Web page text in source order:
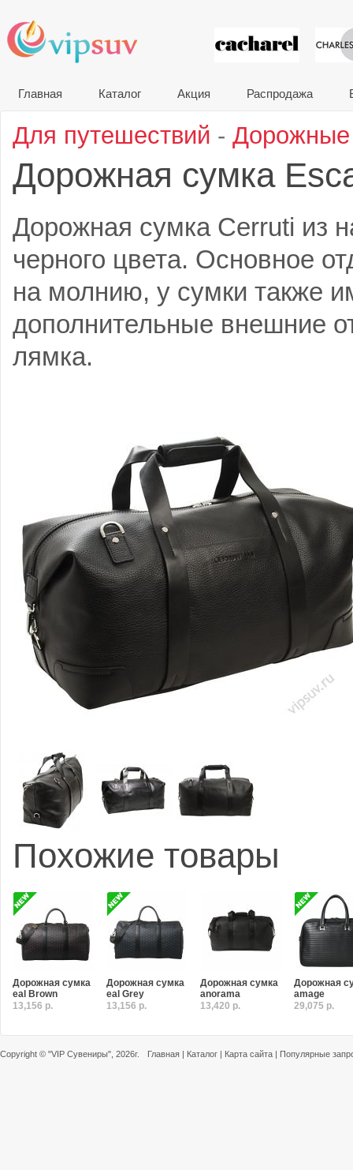
VIP
Главная Каталог Акция Распродажа
Для путешествий - Дорожные
Дорожная сумка
Дорожная сумка Cerruti из
черного цвета. Основное
на молнию, у сумки также
дополнительные внешние
лямка.
Похожие товары
Дорожная сумка
eal Brown
13,156 р.
Дорожная сумка
eal Grey
13,156 р.
Дорожная сумка
anorama
13,420 р.
Дорожная
amage
29,075 р.
Copyright © "VIP Сувениры" , 2026г. Главная | Каталог | Карта сайта | Популярные